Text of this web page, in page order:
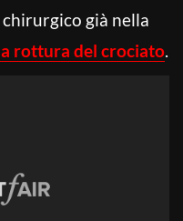
già nella
rottura del crociato.